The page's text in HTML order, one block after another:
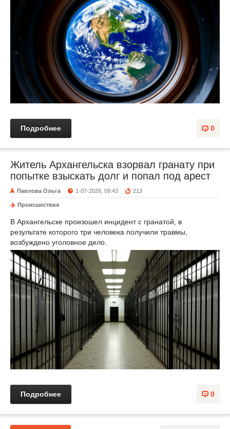
0
Подробнее
Житель Архангельска взорвал гранату при
попытке взыскать долг и попал под арест
Павлова Ольга 1-07-2026, 09:43 213
Происшествия
В Архангельске произошел инцидент с гранатой, в
результате которого три человека получили травмы,
возбуждено уголовное дело.
0
Подробнее